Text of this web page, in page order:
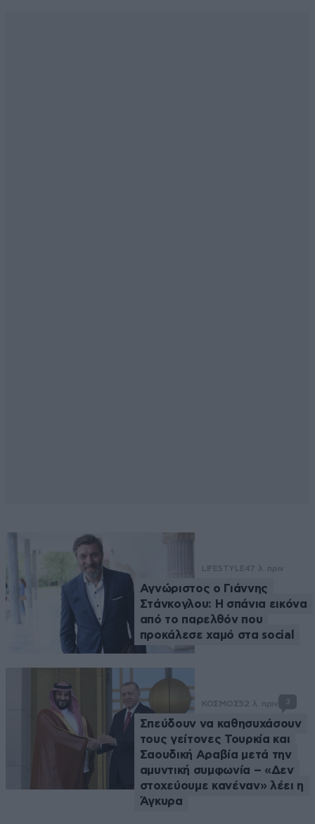
LIFESTYLE47 λ. πριν
Αγνώριστος ο Γιάννης
Στάνκογλου: Η σπάνια εικόνα
από το παρελθόν που
προκάλεσε χαμό στα social
ΚΟΣΜΟΣ52 λ. πριν 3
Σπεύδουν να καθησυχάσουν
τους γείτονες Τουρκία και
Σαουδική Αραβία μετά την
αμυντική συμφωνία – «Δεν
στοχεύουμε κανέναν» λέει η
Άγκυρα